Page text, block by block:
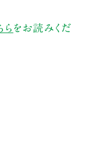
ら をお読みくだ